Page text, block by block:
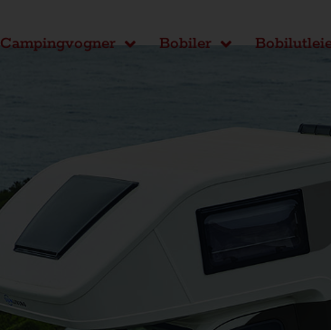
Campingvogner Bobiler